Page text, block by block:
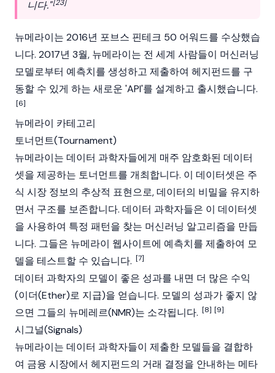
니다."[23]
뉴메라이는 2016년 포브스 핀테크 50 어워드를 수상했습
니다. 2017년 3월, 뉴메라이는 전 세계 사람들이 머신러닝
모델로부터 예측치를 생성하고 제출하여 헤지펀드를 구
동할 수 있게 하는 새로운 'API'를 설계하고 출시했습니다.
[6]
뉴메라이 카테고리
토너먼트(Tournament)
뉴메라이는 데이터 과학자들에게 매주 암호화된 데이터
셋을 제공하는 토너먼트를 개최합니다. 이 데이터셋은 주
식 시장 정보의 추상적 표현으로, 데이터의 비밀을 유지하
면서 구조를 보존합니다. 데이터 과학자들은 이 데이터셋
을 사용하여 특정 패턴을 찾는 머신러닝 알고리즘을 만듭
니다. 그들은 뉴메라이 웹사이트에 예측치를 제출하여 모
델을 테스트할 수 있습니다. [7]
데이터 과학자의 모델이 좋은 성과를 내면 더 많은 수익
(이더(Ether)로 지급)을 얻습니다. 모델의 성과가 좋지 않
으면 그들의 뉴메레르(NMR)는 소각됩니다. [8] [9]
시그널(Signals)
뉴메라이는 데이터 과학자들이 제출한 모델들을 결합하
여 금융 시장에서 헤지펀드의 거래 결정을 안내하는 메타